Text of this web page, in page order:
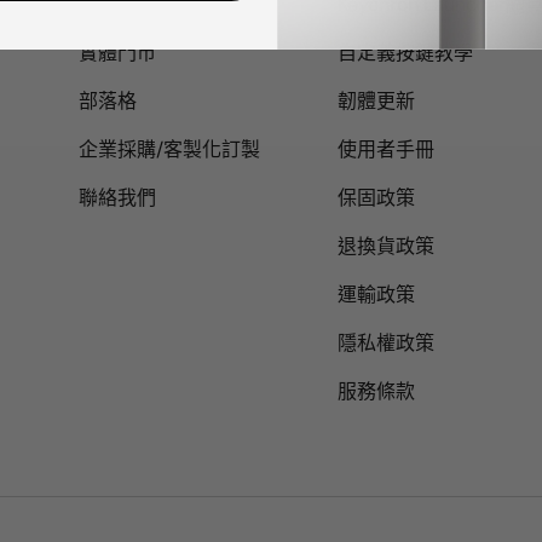
實體門市
部落格
企業採購/客製化訂製
聯絡我們
自定義按鍵教學
韌體更新
使用者手冊
保固政策
退換貨政策
運輸政策
隱私權政策
服務條款